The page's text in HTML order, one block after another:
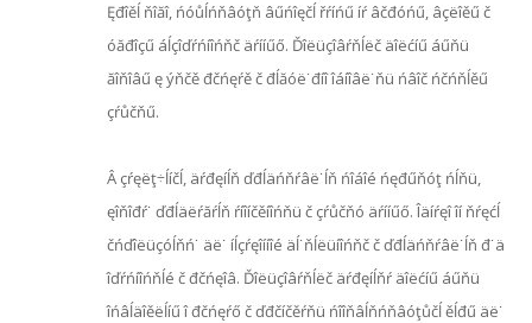
Ęđîěĺ ňîăî, ńóůĺńňâóţň âűńîęčĺ řŕíńű íŕ âčđóńű, âçëîěű č
óăđîçű áĺçîďŕńíîńňč äŕííűő. Ďîëüçîâŕňĺëč äîëćíű áűňü
ăîňîâű ę ýňčě đčńęŕě č đĺăóë˙đíî îáíîâë˙ňü ńâîč ńčńňĺěű
çŕůčňű.
Â çŕęëţ÷ĺíčĺ, äŕđęíĺň ďđĺäńňŕâë˙ĺň ńîáîé ńęđűňóţ ńĺňü,
ęîňîđŕ˙ ďđĺäëŕăŕĺň ŕíîíčěíîńňü č çŕůčňó äŕííűő. Îäíŕęî îí ňŕęćĺ
čńďîëüçóĺňń˙ äë˙ íĺçŕęîííîé äĺ˙ňĺëüíîńňč č ďđĺäńňŕâë˙ĺň đ˙ä
îďŕńíîńňĺé č đčńęîâ. Ďîëüçîâŕňĺëč äŕđęíĺňŕ äîëćíű áűňü
îńâĺäîěëĺíű î đčńęŕő č ďđčíčěŕňü ńîîňâĺňńňâóţůčĺ ěĺđű äë˙